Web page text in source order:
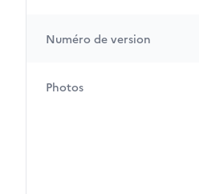
Numéro de version
Photos